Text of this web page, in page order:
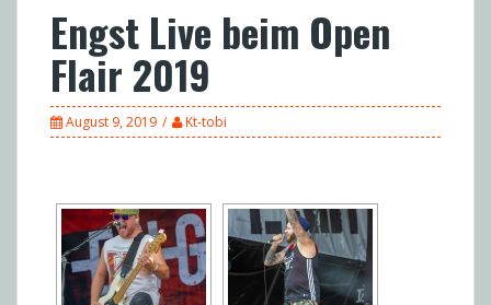
Engst Live beim Open
Flair 2019
August 9, 2019 Kt-tobi